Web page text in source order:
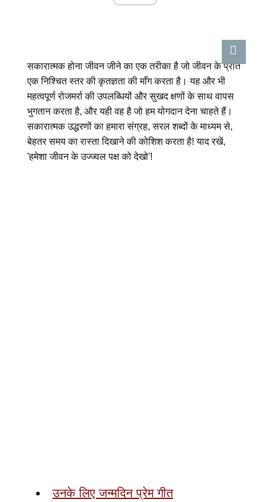
सकारात्मक होना जीवन जीने का एक तरीका है जो जीवन के प्रति
एक निश्चित स्तर की कृतज्ञता की माँग करता है। यह और भी
महत्वपूर्ण रोजमर्रा की उपलब्धियों और सुखद क्षणों के साथ वापस
भुगतान करता है, और यही वह है जो हम योगदान देना चाहते हैं।
सकारात्मक उद्धरणों का हमारा संग्रह, सरल शब्दों के माध्यम से,
बेहतर समय का रास्ता दिखाने की कोशिश करता है! याद रखें,
'हमेशा जीवन के उज्ज्वल पक्ष को देखो'!
उनके लिए जन्मदिन प्रेम गीत